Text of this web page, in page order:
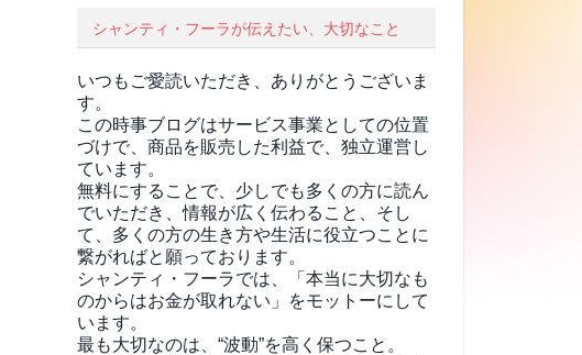
シャンティ・フーラが伝えたい、大切なこと
いつもご愛読いただき、ありがとうございま
す。
この時事ブログはサービス事業としての位置
づけで、商品を販売した利益で、独立運営し
ています。
無料にすることで、少しでも多くの方に読ん
でいただき、情報が広く伝わること、そし
て、 多くの方の生き方や生活に役立つことに
繋がればと願っております。
シャンティ・フーラでは、「本当に大切なも
のからはお金が取れない」をモットーにして
います。
最も大切なのは、“波動”を高く保つこと。